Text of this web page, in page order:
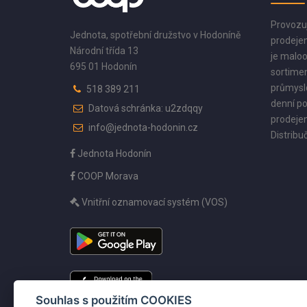
Jednota, spotřební družstvo v Hodoníně
Národní třída 13
695 01 Hodonín
518 389 211
Datová schránka: u2zdqqy
info@jednota-hodonin.cz
Jednota Hodonín
COOP Morava
Vnitřní oznamovací systém (VOS)
je
denní
Souhlas s použitím COOKIES